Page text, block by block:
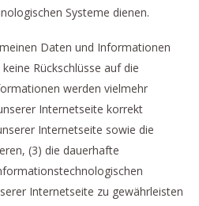
Systeme dienen.
Daten und Informationen
Rückschlüsse auf die
werden vielmehr
Internetseite korrekt
Internetseite sowie die
(3) die dauerhafte
Internetseite zu gewährleisten